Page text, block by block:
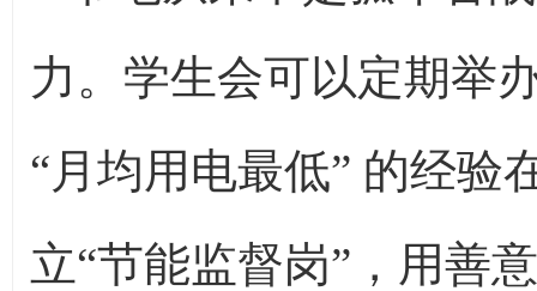
力。学生会可以定期举
“月均用电最低” 的经验
立“节能监督岗”，用善